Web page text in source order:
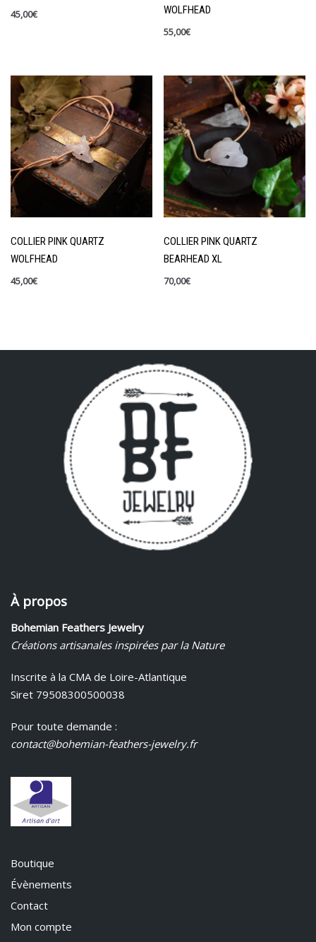
45,00€
WOLFHEAD
55,00€
COLLIER PINK QUARTZ
WOLFHEAD
45,00€
COLLIER PINK QUARTZ
BEARHEAD XL
70,00€
À propos
Bohemian Feathers Jewelry
Créations artisanales inspirées par la Nature
Inscrite à la CMA de Loire-Atlantique
Siret 79508300500038
Pour toute demande :
contact@bohemian-feathers-jewelry.fr
Boutique
Évènements
Contact
Mon compte